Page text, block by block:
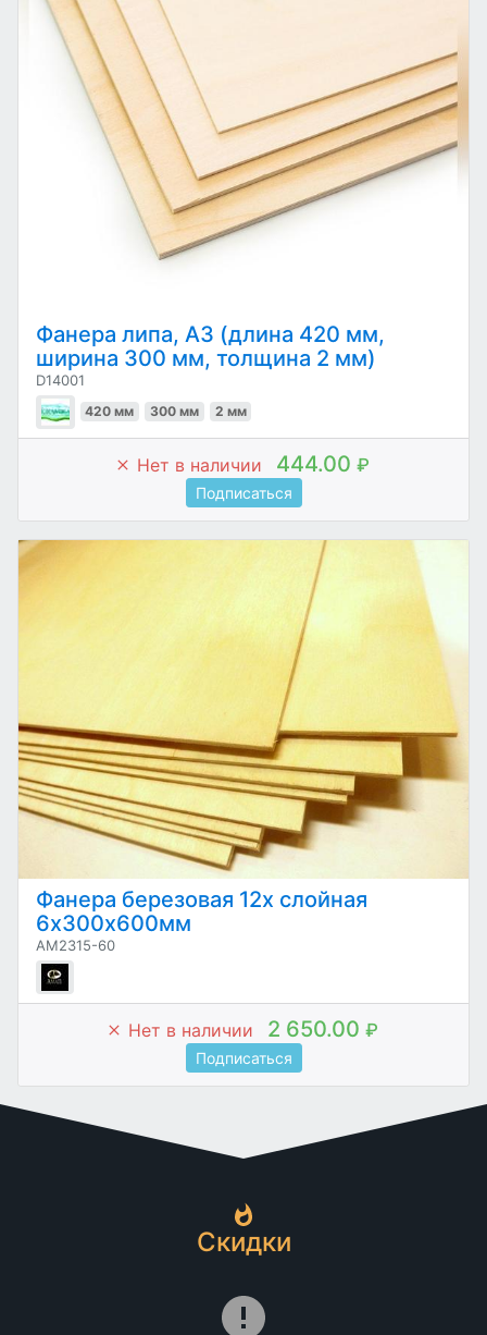
Фанера липа, А3 (длина 420 мм,
ширина 300 мм, толщина 2 мм)
D14001
420 мм 300 мм 2 мм
Нет в наличии 444.00 ₽
Подписаться
Фанера березовая 12х слойная
6х300х600мм
AM2315-60
Нет в наличии 2 650.00 ₽
Подписаться
Скидки